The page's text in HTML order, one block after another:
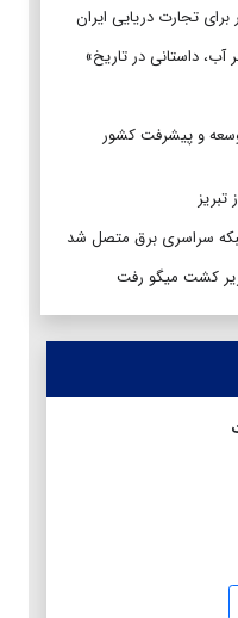
برای تجارت دریایی ایران
آب، داستانی در تاریخ»
و پیشرفت کشور
سراسری برق متصل شد